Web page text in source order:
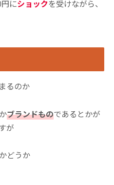
にショックを受けながら、
るのか
ブランドものであるとかが
が
かどうか